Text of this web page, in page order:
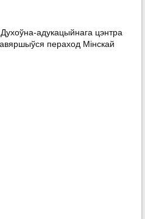
адукацыйнага цэнтра
пераход Мінскай